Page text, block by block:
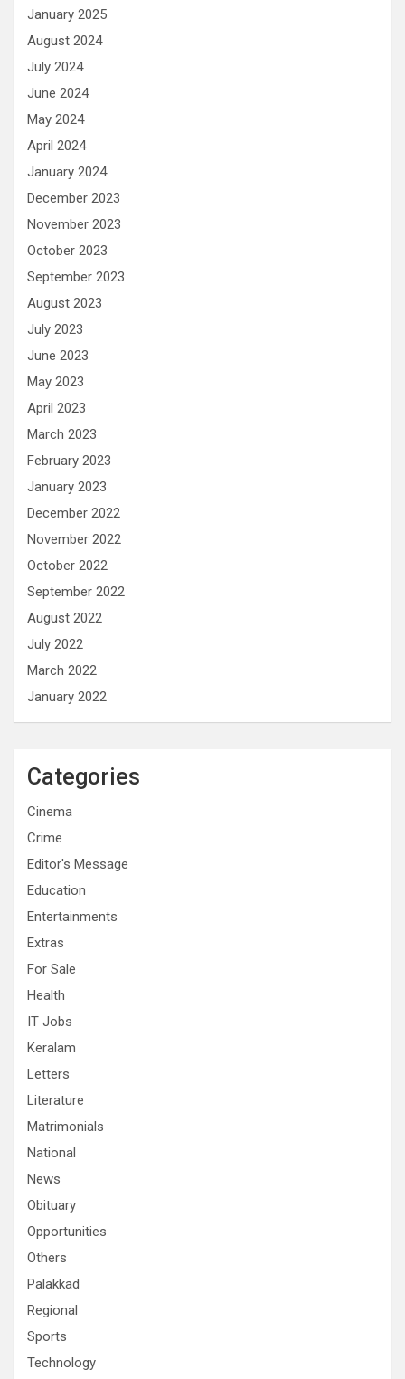
January 2025
August 2024
July 2024
June 2024
May 2024
April 2024
January 2024
December 2023
November 2023
October 2023
September 2023
August 2023
July 2023
June 2023
May 2023
April 2023
March 2023
February 2023
January 2023
December 2022
November 2022
October 2022
September 2022
August 2022
July 2022
March 2022
January 2022
Categories
Cinema
Crime
Editor's Message
Education
Entertainments
Extras
For Sale
Health
IT Jobs
Keralam
Letters
Literature
Matrimonials
National
News
Obituary
Opportunities
Others
Palakkad
Regional
Sports
Technology